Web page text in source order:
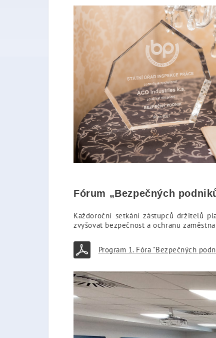
Fórum „Bezpečných
Každoroční setkání zástupců držitelů
zvyšovat bezpečnost a ochranu
Program 1. Fóra "Bezpečných